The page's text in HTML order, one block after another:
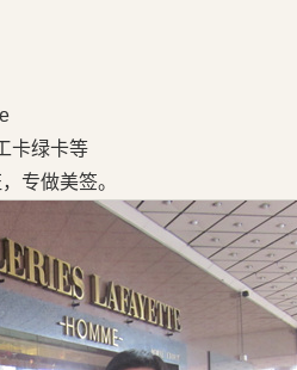
卡绿卡等
专做美签。